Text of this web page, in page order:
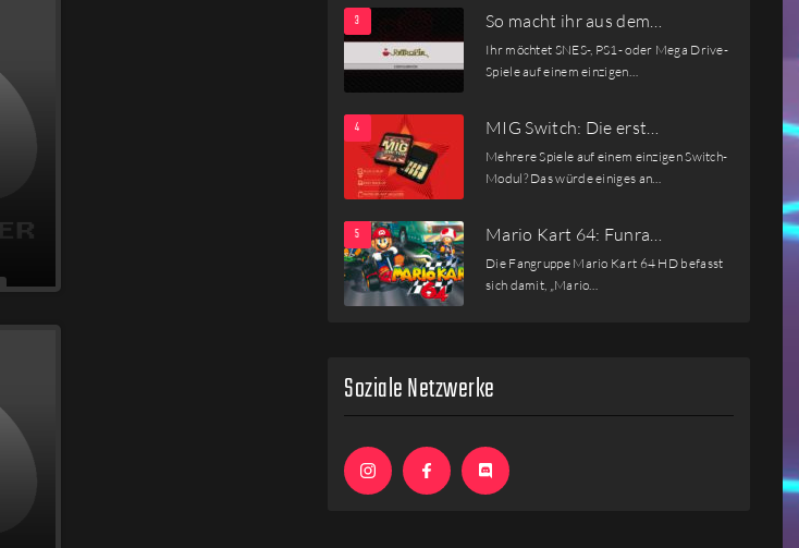
So macht ihr aus dem…
Ihr möchtet SNES-, PS1- oder Mega Drive-
Spiele auf einem einzigen…
MIG Switch: Die erst…
Mehrere Spiele auf einem einzigen Switch-
Modul? Das würde einiges an…
Mario Kart 64: Funra…
Die Fangruppe Mario Kart 64 HD befasst
sich damit, „Mario…
Soziale Netzwerke